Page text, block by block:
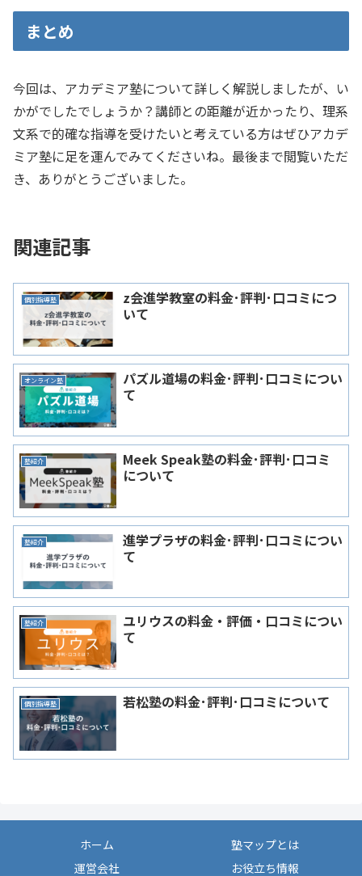
まとめ
今回は、アカデミア塾について詳しく解説しましたが、い
かがでしたでしょうか？講師との距離が近かったり、理系
文系で的確な指導を受けたいと考えている方はぜひアカデ
ミア塾に足を運んでみてくださいね。最後まで閲覧いただ
き、ありがとうございました。
関連記事
個別指導塾
z会進学教室の料金･評判･口コミにつ
いて
オンライン塾
パズル道場の料金･評判･口コミについ
て
塾紹介
Meek Speak塾の料金･評判･口コミ
について
塾紹介
進学プラザの料金･評判･口コミについ
て
塾紹介
ユリウスの料金・評価・口コミについ
て
個別指導塾 若松塾の料金･評判･口コミについて
ホーム
塾マップとは
運営会社
お役立ち情報